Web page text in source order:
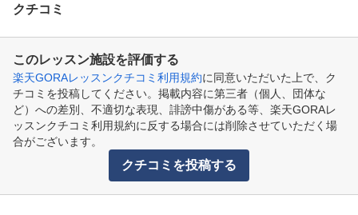
クチコミ
このレッスン施設を評価する
楽天GORAレッスンクチコミ利用規約に同意いただいた上で、ク
チコミを投稿してください。掲載内容に第三者（個人、団体な
ど）への差別、不適切な表現、誹謗中傷がある等、楽天GORAレ
ッスンクチコミ利用規約に反する場合には削除させていただく場
合がございます。
クチコミを投稿する